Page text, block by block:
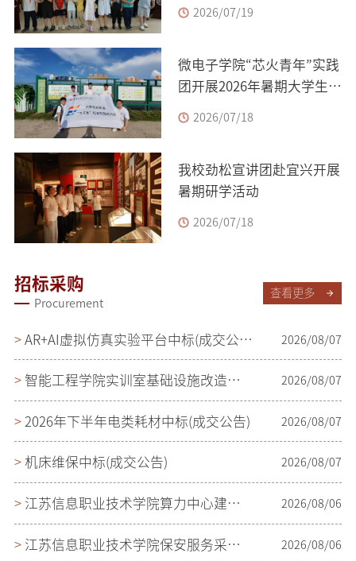
2026/07/19
微电子学院“芯火青年”实践
团开展2026年暑期大学生社
2026/07/18
我校劲松宣讲团赴宜兴开展
暑期研学活动
2026/07/18
招标采购
Procurement
查看更多
> AR+AI虚拟仿真实验平台中标(成交公告) 2026/08/07
> 智能工程学院实训室基础设施改造更新中标公告 2026/08/07
> 2026年下半年电类耗材中标(成交公告) 2026/08/07
> 机床维保中标(成交公告) 2026/08/07
> 江苏信息职业技术学院算力中心建设项目中标结果公告 2026/08/06
> 江苏信息职业技术学院保安服务采购项目中标(成交公告) 2026/08/06